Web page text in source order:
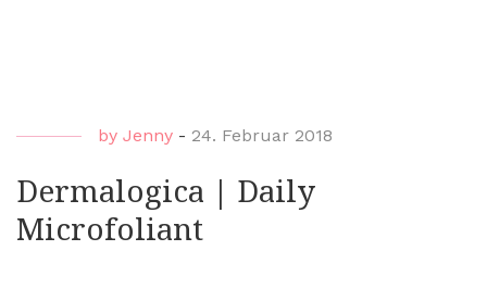
by Jenny - 24. Februar 2018
Dermalogica | Daily
Microfoliant